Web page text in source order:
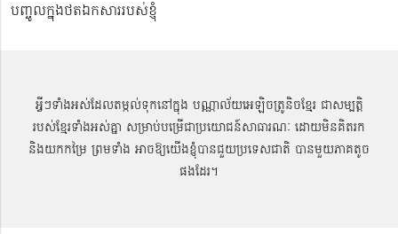
បញ្ចូលក្នុងថតឯកសាររបស់ខ្ញុំ
អ្វីៗទាំងអស់ដែលតម្កល់ទុកនៅក្នុង បណ្ណាល័យអេឡិចត្រូនិចខ្មែរ ជាសម្បតិ្ត
របស់ខ្មែរទាំងអស់គ្នា សម្រាប់បម្រើជាប្រយោជន៍សាធារណៈ ដោយមិនគិតរក
និងយកកម្រៃ ព្រមទាំង អាចឱ្យយើងខ្ញុំបានជួយប្រទេសជាតិ បានមួយភាគតូច
ផងដែរ។